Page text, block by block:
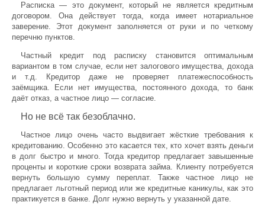
Расписка— это документ, который не является кредитным
договором. Она действует тогда, когда имеет нотариальное
заверение. Этот документ заполняется от руки и по четкому
перечню пунктов.
Частный кредит под расписку становится оптимальным
вариантом в том случае, если нет залогового имущества, дохода
и т.д. Кредитор даже не проверяет платежеспособность
заёмщика. Если нет имущества, постоянного дохода, то банк
даёт отказ, а частное лицо — согласие.
Но не всё так безоблачно.
Частное лицо очень часто выдвигает жёсткие требования к
кредитованию. Особенно это касается тех, кто хочет взять деньги
в долг быстро и много. Тогда кредитор предлагает завышенные
проценты и короткие сроки возврата займа. Клиенту потребуется
вернуть большую сумму переплат. Также частное лицо не
предлагает льготный период или же кредитные каникулы, как это
практикуется в банке. Долг нужно вернуть у указанной дате.